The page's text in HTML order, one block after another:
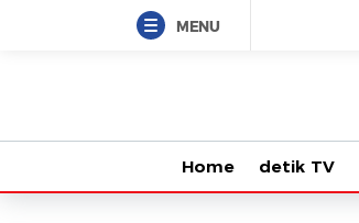
MENU
Home detik TV